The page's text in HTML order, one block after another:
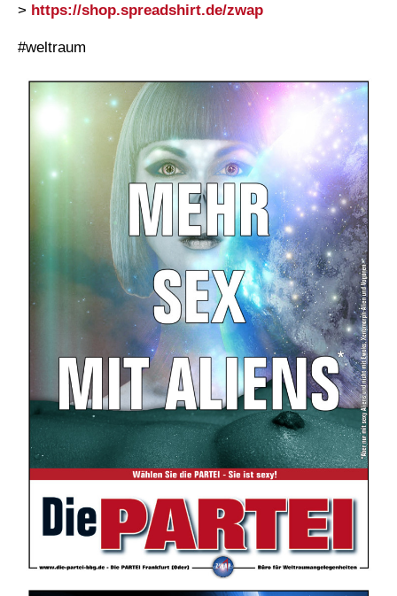
> https://shop.spreadshirt.de/zwap
#weltraum